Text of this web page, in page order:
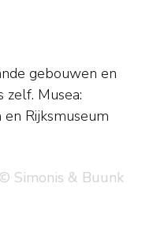
© Simonis & Buunk